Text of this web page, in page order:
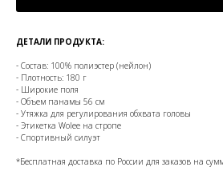
ДЕТАЛИ ПРОДУКТА:
- Состав: 100% полиэстер (нейлон)
- Плотность: 180 г
- Широкие поля
- Объем панамы 56 см
- Утяжка для регулирования обхвата головы
- Этикетка Wolee на стропе
- Спортивный силуэт
*Бесплатная доставка по России для заказов на